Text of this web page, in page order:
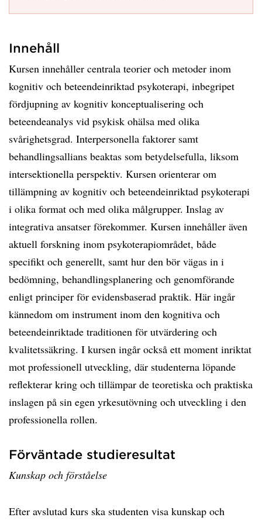
Innehåll
Kursen innehåller centrala teorier och metoder inom
kognitiv och beteendeinriktad psykoterapi, inbegripet
fördjupning av kognitiv konceptualisering och
beteendeanalys vid psykisk ohälsa med olika
svårighetsgrad. Interpersonella faktorer samt
behandlingsallians beaktas som betydelsefulla, liksom
intersektionella perspektiv. Kursen orienterar om
tillämpning av kognitiv och beteendeinriktad psykoterapi
i olika format och med olika målgrupper. Inslag av
integrativa ansatser förekommer. Kursen innehåller även
aktuell forskning inom psykoterapiområdet, både
specifikt och generellt, samt hur den bör vägas in i
bedömning, behandlingsplanering och genomförande
enligt principer för evidensbaserad praktik. Här ingår
kännedom om instrument inom den kognitiva och
beteendeinriktade traditionen för utvärdering och
kvalitetssäkring. I kursen ingår också ett moment inriktat
mot professionell utveckling, där studenterna löpande
reflekterar kring och tillämpar de teoretiska och praktiska
inslagen på sin egen yrkesutövning och utveckling i den
professionella rollen.
Förväntade studieresultat
Kunskap och förståelse
Efter avslutad kurs ska studenten visa kunskap och